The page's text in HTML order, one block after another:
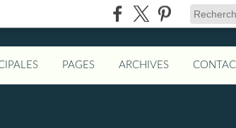
PAGES ARCHIVES